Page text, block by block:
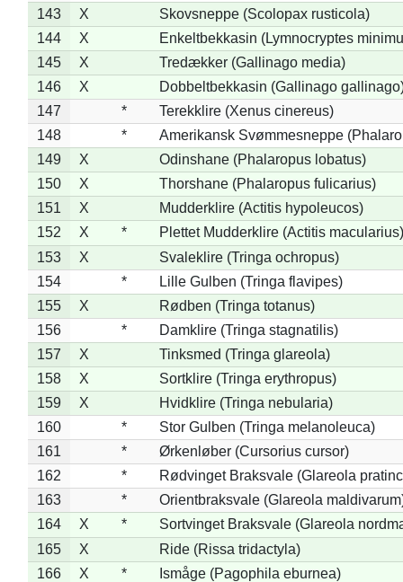
143
X
Skovsneppe (Scolopax rusticola)
144
X
Enkeltbekkasin (Lymnocryptes
145
X
Tredækker (Gallinago media)
146
X
Dobbeltbekkasin (Gallinago
147
*
Terekklire (Xenus cinereus)
148
*
Amerikansk Svømmesneppe
149
X
Odinshane (Phalaropus lobatus)
150
X
Thorshane (Phalaropus fulicarius)
151
X
Mudderklire (Actitis hypoleucos)
152
X *
Plettet Mudderklire (Actitis macularius)
153
X
Svaleklire (Tringa ochropus)
154
*
Lille Gulben (Tringa flavipes)
155
X
Rødben (Tringa totanus)
156
*
Damklire (Tringa stagnatilis)
157
X
Tinksmed (Tringa glareola)
158
X
Sortklire (Tringa erythropus)
159
X
Hvidklire (Tringa nebularia)
160
*
Stor Gulben (Tringa melanoleuca)
161
*
Ørkenløber (Cursorius cursor)
162
*
Rødvinget Braksvale (Glareola
163
*
Orientbraksvale (Glareola
164
X *
Sortvinget Braksvale (Glareola
165
X
Ride (Rissa tridactyla)
166
X *
Ismåge (Pagophila eburnea)